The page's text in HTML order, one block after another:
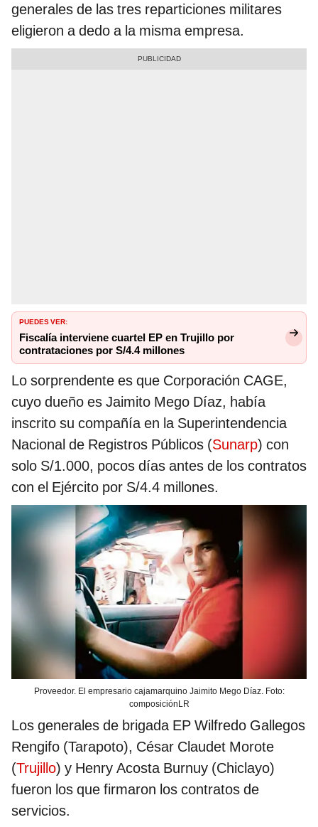
generales de las tres reparticiones militares
eligieron a dedo a la misma empresa.
PUEDES VER:
Fiscalía interviene cuartel EP en Trujillo por
contrataciones por S/4.4 millones
Lo sorprendente es que Corporación CAGE,
cuyo dueño es Jaimito Mego Díaz, había
inscrito su compañía en la Superintendencia
Nacional de Registros Públicos (Sunarp) con
solo S/1.000, pocos días antes de los contratos
con el Ejército por S/4.4 millones.
Proveedor. El empresario cajamarquino Jaimito Mego Díaz. Foto:
composiciónLR
Los generales de brigada EP Wilfredo Gallegos
Rengifo (Tarapoto), César Claudet Morote
(Trujillo) y Henry Acosta Burnuy (Chiclayo)
fueron los que firmaron los contratos de
servicios.